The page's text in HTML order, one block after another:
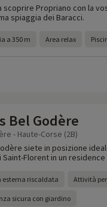
scoprire Propriano con la
spiaggia dei Baracci.
a 350 m Area relax
Bel Godère
- Haute-Corse (2B)
siete in posizione
Saint-Florent in un
esterna riscaldata Attività
sicura con giardino